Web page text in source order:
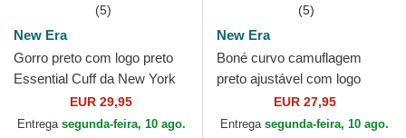
(5)
New Era
Gorro preto com logo preto
Essential Cuff da New York
Yankees MLB da New Era
EUR 29,95
Entrega segunda-feira, 10 ago.
(5)
New Era
Boné curvo camuflagem
preto ajustável com logo
preto 9FORTY League
Essential da New York
EUR 27,95
Entrega segunda-feira, 10 ago.